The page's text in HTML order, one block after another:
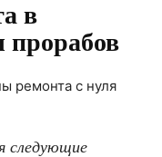
в
прорабов
следующие